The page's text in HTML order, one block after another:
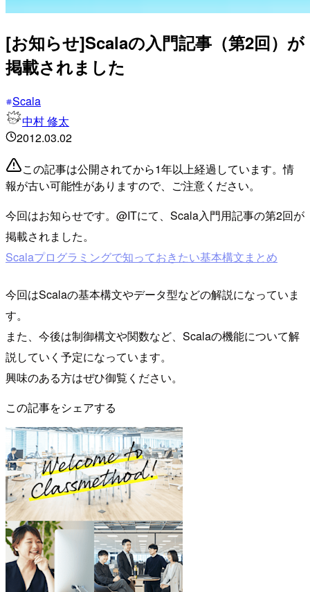
[お知らせ]Scalaの入門記事（第2回）が
掲載されました
Scala
中村 修太
2012.03.02
この記事は公開されてから1年以上経過しています。情
報が古い可能性がありますので、ご注意ください。
今回はお知らせです。@ITにて、Scala入門用記事の第2回が
掲載されました。
Scalaプログラミングで知っておきたい基本構文まとめ
今回はScalaの基本構文やデータ型などの解説になっていま
す。
また、今後は制御構文や関数など、Scalaの機能について解
説していく予定になっています。
興味のある方はぜひ御覧ください。
この記事をシェアする